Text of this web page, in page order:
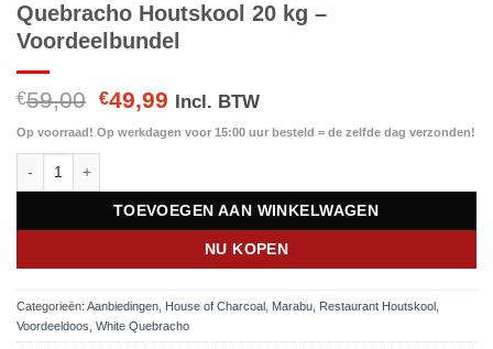
Quebracho Houtskool 20 kg –
Voordeelbundel
€59,00 Oorspronkelijke
prijs
was:
€49,99 Huidige
prijs
Incl. BTW
Op voorraad! Op werkdagen voor 15:00 uur besteld = de zelfde dag verzonden!
TOEVOEGEN AAN WINKELWAGEN
NU KOPEN
Categorieën: Aanbiedingen House of Charcoal Marabu Restaurant Houtskool
Voordeeldoos White Quebracho